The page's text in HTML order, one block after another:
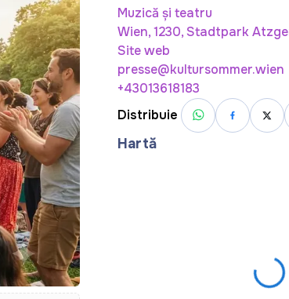
Muzică și teatru
Wien, 1230, Stadtpark
Site web
presse@kultursommer.wien
+43013618183
Distribuie
Hartă